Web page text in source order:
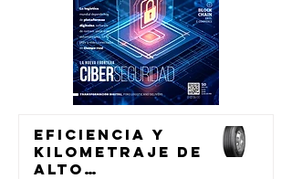
Eficiencia y
kilometraje de
alto